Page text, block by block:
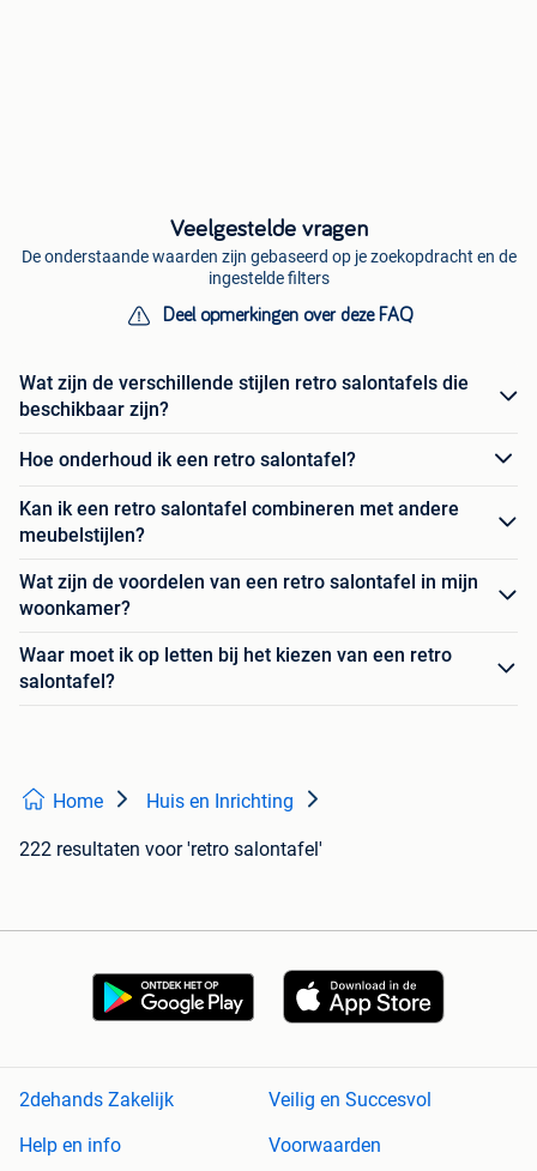
Veelgestelde vragen
De onderstaande waarden zijn gebaseerd op je zoekopdracht en de
ingestelde filters
Deel opmerkingen over deze FAQ
Wat zijn de verschillende stijlen retro salontafels die
beschikbaar zijn?
Hoe onderhoud ik een retro salontafel?
Kan ik een retro salontafel combineren met andere
meubelstijlen?
Wat zijn de voordelen van een retro salontafel in mijn
woonkamer?
Waar moet ik op letten bij het kiezen van een retro
salontafel?
Home Huis en Inrichting
222 resultaten voor 'retro salontafel'
2dehands Zakelijk
Veilig en Succesvol
Help en info
Voorwaarden